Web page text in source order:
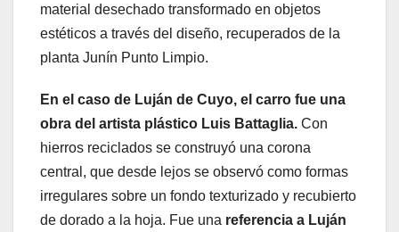
material desechado transformado en objetos
estéticos a través del diseño, recuperados de la
planta Junín Punto Limpio.
En el caso de Luján de Cuyo, el carro fue una
obra del artista plástico Luis Battaglia. Con
hierros reciclados se construyó una corona
central, que desde lejos se observó como formas
irregulares sobre un fondo texturizado y recubierto
de dorado a la hoja. Fue una referencia a Luján